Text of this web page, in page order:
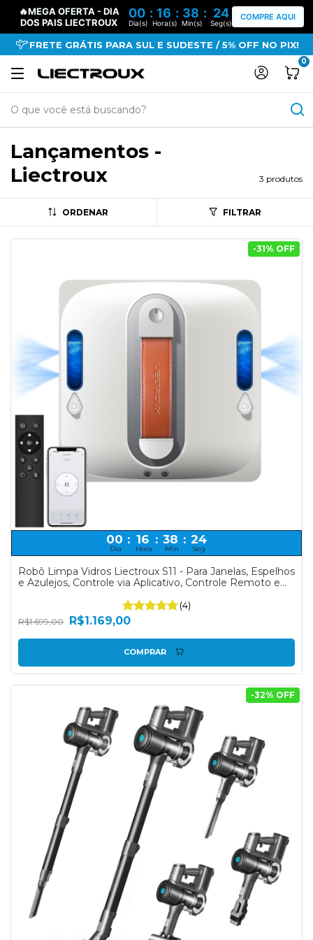
🔥MEGA OFERTA - DIA
DOS PAIS LIECTROUX
00 : 16 : 38 : 24
Dia(s) Hora(s) Min(s) Seg(s)
COMPRE AQUI
FRETE GRÁTIS PARA SUL E SUDESTE / 5% OFF NO PIX!
0
Lançamentos -
Liectroux
3 produtos
ORDENAR FILTRAR
00 : 16 : 38 : 24
Dia Hora Min Seg
Robô Limpa Vidros Liectroux S11 - Para Janelas, Espelhos
e Azulejos, Controle via Aplicativo, Controle Remoto e
(4)
-31% OFF
R$1.699,00 R$1.169,00
COMPRAR
-32% OFF